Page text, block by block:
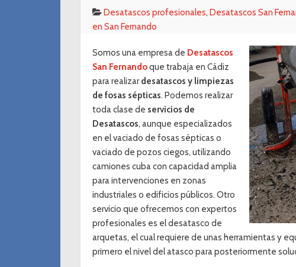
Desatascos profesionales, Desatascos San
en San Fernando
Somos una empresa de Desatascos
San Fernandoque trabaja en Cádiz
para realizardesatascos y limpiezas
de fosas sépticas. Podemos realizar
toda clase de servicios de
Desatascos, aunque especializados
en el vaciado de fosas sépticas o
vaciado de pozos ciegos, utilizando
camiones cuba con capacidad amplia
para intervenciones en zonas
industriales o edificios públicos. Otro
servicio que ofrecemos con expertos
profesionales es el desatasco de
arquetas, el cual requiere de unas herramientas y
primero el nivel del atasco para posteriormente